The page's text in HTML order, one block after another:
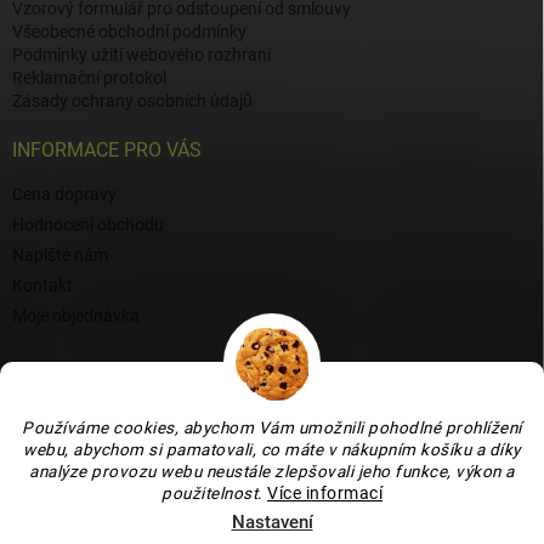
Používáme cookies, abychom Vám umožnili pohodlné prohlížení
webu, abychom si pamatovali, co máte v nákupním košíku a díky
analýze provozu webu neustále zlepšovali jeho funkce, výkon a
použitelnost. Více informací
Nastavení
Vzorový formulář pro odstoupení od smlouvy
Všeobecné obchodní podmínky
Podmínky užití webového rozhraní
Reklamační protokol
Zásady ochrany osobních údajů
INFORMACE PRO VÁS
Proč si vybrat naši keramiku?
Jak vybrat vánoční venkovní dekoraci: tipy a inspirace
Co dokážou vaječné skořápky v zahradě, květináči i na balkoně